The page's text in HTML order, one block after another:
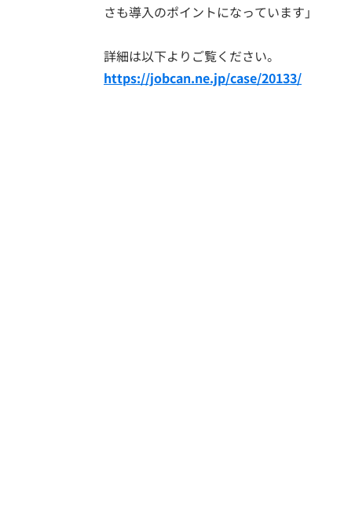
さも導入のポイントになっています」
詳細は以下よりご覧ください。
https://jobcan.ne.jp/case/20133/